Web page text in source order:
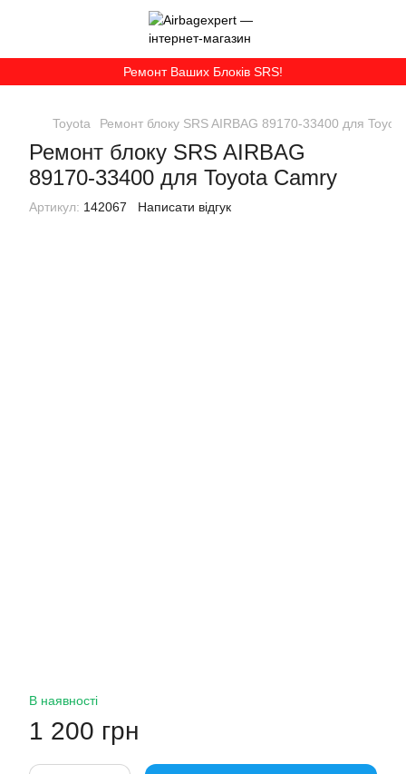
Ремонт Ваших Блоків SRS!
Toyota Ремонт блоку SRS AIRBAG 89170-33400 для
Ремонт блоку SRS AIRBAG
89170-33400 для Toyota Camry
Артикул: 142067 Написати відгук
В наявності
1 200 грн